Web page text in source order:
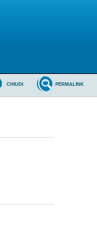
PERMALINK
CHIUDI